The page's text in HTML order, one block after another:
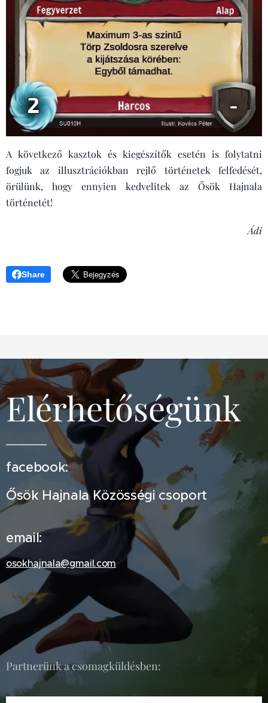
A következő kasztok és kiegészítők esetén is folytatni
fogjuk az illusztrációkban rejlő történetek felfedését,
örülünk, hogy ennyien kedvelitek az Ősök Hajnala
történetét!
Ádi
Share
Elérhetőségünk
facebook:
Ősök Hajnala Közösségi csoport
email:
osokhajnala@gmail.com
Partnerünk a csomagküldésben: